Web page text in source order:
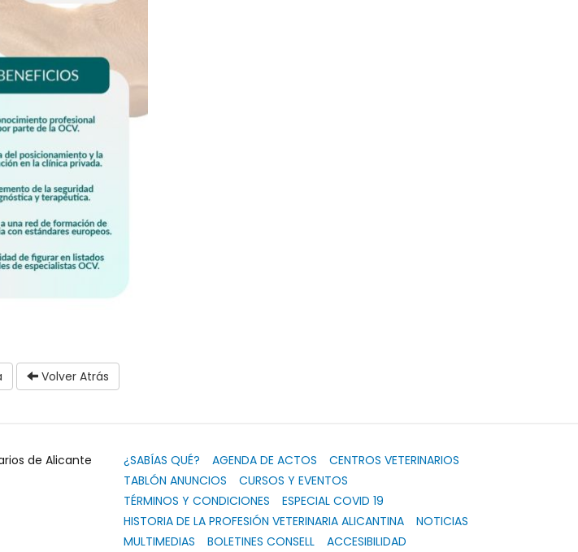
Volver Atrás
de Alicante
¿SABÍAS QUÉ? AGENDA DE ACTOS
CENTROS VETERINARIOS
TABLÓN ANUNCIOS
CURSOS Y EVENTOS
TÉRMINOS Y CONDICIONES
ESPECIAL COVID 19
HISTORIA DE LA PROFESIÓN VETERINARIA ALICANTINA
NOTICIAS
MULTIMEDIAS
BOLETINES CONSELL ACCESIBILIDAD